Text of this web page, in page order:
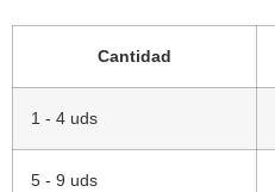
Cantidad
1 - 4 uds
5 - 9 uds